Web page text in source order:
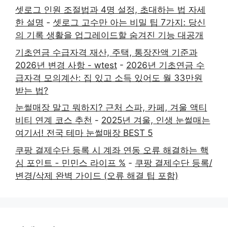
셋로그 인원 조절법과 4명 설정, 초대하는 법 자세
한 설명 - 셋로그 고수만 아는 비밀 팁 7가지: 당신
의 기록 생활을 업그레이드할 숨겨진 기능 대공개
기초연금 수급자격 재산, 주택, 통장잔액 기준과
2026년 변경 사항 - wtest - 2026년 기초연금 수
급자격 모의계산: 집 있고 소득 있어도 월 33만원
받는 법?
눈썰매장 말고 뭐하지? 근처 스파, 카페, 겨울 액티
비티 연계 코스 추천 - 2025년 겨울, 인생 눈썰매는
여기서! 전국 테마 눈썰매장 BEST 5
쿠팡 결제수단 등록 시 계좌 연동 오류 해결하는 핵
심 포인트 - 민민스 라이프 % - 쿠팡 결제수단 등록/
변경/삭제 완벽 가이드 (오류 해결 팁 포함)